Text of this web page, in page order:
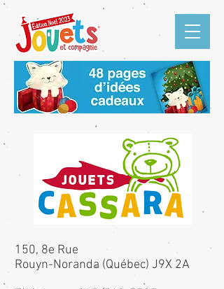
150, 8e Rue
Rouyn-Noranda (Québec) J9X 2A